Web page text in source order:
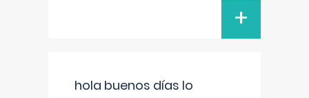
+
hola buenos días lo